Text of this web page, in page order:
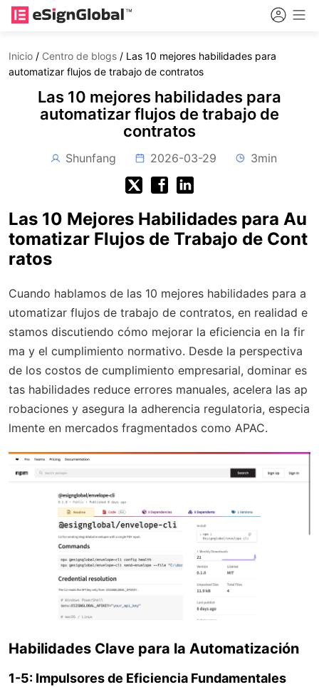
Inicio / Centro de blogs / Las 10 mejores habilidades para
automatizar flujos de trabajo de contratos
Las 10 mejores habilidades para
automatizar flujos de trabajo de
contratos
Shunfang 2026-03-29 3min
Las 10 Mejores Habilidades para Au
tomatizar Flujos de Trabajo de Cont
ratos
Cuando hablamos de las 10 mejores habilidades para a
utomatizar flujos de trabajo de contratos, en realidad e
stamos discutiendo cómo mejorar la eficiencia en la fir
ma y el cumplimiento normativo. Desde la perspectiva
de los costos de cumplimiento empresarial, dominar es
tas habilidades reduce errores manuales, acelera las ap
robaciones y asegura la adherencia regulatoria, especia
lmente en mercados fragmentados como APAC.
Habilidades Clave para la Automatización
1-5: Impulsores de Eficiencia Fundamentales